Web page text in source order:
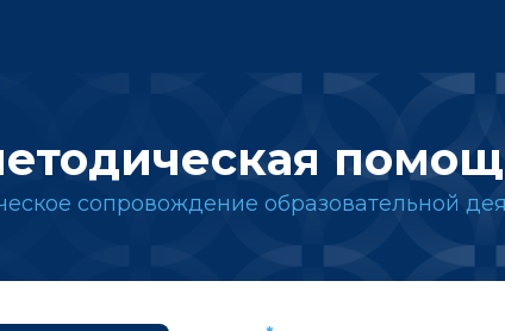
сопровождение образовательной